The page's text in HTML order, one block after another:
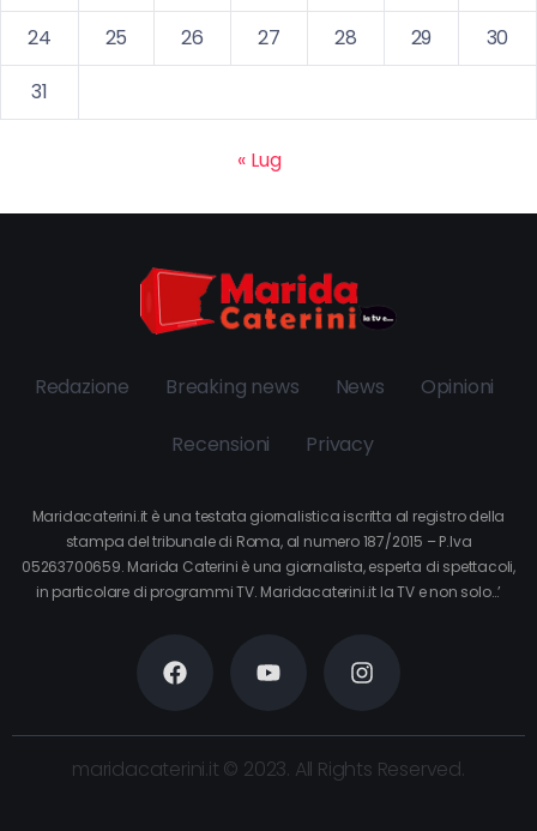
24
25 26 27 28 29
30
31
« Lug
Redazione Breaking news News Opinioni
Recensioni Privacy
Maridacaterini.it è una testata giornalistica iscritta al registro della
stampa del tribunale di Roma, al numero 187/2015 – P.Iva
05263700659. Marida Caterini è una giornalista, esperta di spettacoli,
in particolare di programmi TV. Maridacaterini.it la TV e non solo…’
maridacaterini.it © 2023. All Rights Reserved.